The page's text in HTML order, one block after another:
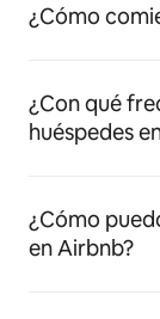
¿Cómo
¿Con qué
huéspedes
¿Cómo
en Airbnb?